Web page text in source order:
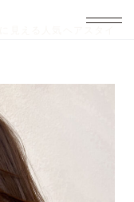
見える人気ヘアスタイ